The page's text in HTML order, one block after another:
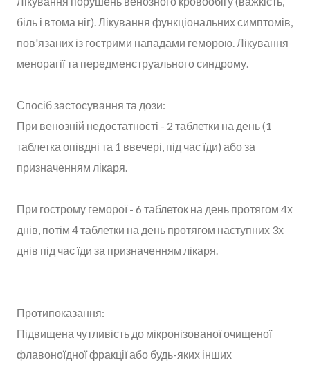
біль і втома ніг). Лікування функціональних симптомів,
пов'язаних із гострими нападами геморою. Лікування
менорагії та передменструального синдрому.
Спосіб застосування та дози:
При венозній недостатності - 2 таблетки на день (1
таблетка опівдні та 1 ввечері, під час їди) або за
призначенням лікаря.
При гострому геморої - 6 таблеток на день протягом 4х
днів, потім 4 таблетки на день протягом наступних 3х
днів під час їди за призначенням лікаря.
Протипоказання:
Підвищена чутливість до мікронізованої очищеної
флавоноїдної фракції або будь-яких інших